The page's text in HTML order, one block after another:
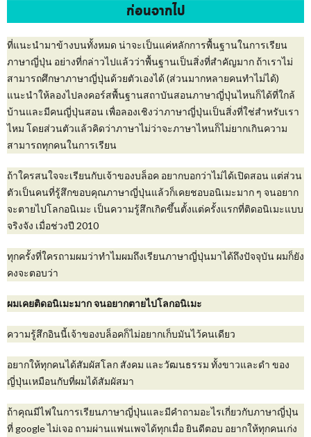
ก่อนจากไป
ที่แนะนำมาข้างบนทั้งหมด น่าจะเป็นแค่หลักการพื้นฐานในการเรียน
ภาษาญี่ปุ่น อย่างที่กล่าวไปแล้วว่าพื้นฐานเป็นสิ่งที่สำคัญมาก ถ้าเราไม่
สามารถศึกษาภาษาญี่ปุ่นด้วยตัวเองได้ (ส่วนมากหลายคนทำไม่ได้)
แนะนำให้ลองไปลงคอร์สพื้นฐานสถาบันสอนภาษาญี่ปุ่นไหนก็ได้ที่ใกล้
บ้านและมีคนญี่ปุ่นสอน เพื่อลองเชิงว่าภาษาญี่ปุ่นเป็นสิ่งที่ใช่สำหรับเรา
ไหม โดยส่วนตัวแล้วคิดว่าภาษาไม่ว่าจะภาษาไหนก็ไม่ยากเกินความ
สามารถทุกคนในการเรียน
ถ้าใครสนใจจะเรียนกับเจ้าของบล็อค อยากบอกว่าไม่ได้เปิดสอน แต่ส่วน
ตัวเป็นคนที่รู้สึกขอบคุณภาษาญี่ปุ่นแล้วก็เคยชอบอนิเมะมาก ๆ จนอยาก
จะตายไปโลกอนิเมะ เป็นความรู้สึกเกิดขึ้นตั้งแต่ครั้งแรกที่ติดอนิเมะแบบ
จริงจัง เมื่อช่วงปี 2010
ทุกครั้งที่ใครถามผมว่าทำไมผมถึงเรียนภาษาญี่ปุ่นมาได้ถึงปัจจุบัน ผมก็ยัง
คงจะตอบว่า
ผมเคยติดอนิเมะมาก จนอยากตายไปโลกอนิเมะ
ความรู้สึกอินนี้เจ้าของบล็อคก็ไม่อยากเก็บมันไว้คนเดียว
อยากให้ทุกคนได้สัมผัสโลก สังคม และวัฒนธรรม ทั้งขาวและดำ ของ
ญี่ปุ่นเหมือนกับที่ผมได้สัมผัสมา
ถ้าคุณมีไฟในการเรียนภาษาญี่ปุ่นและมีคำถามอะไรเกี่ยวกับภาษาญี่ปุ่น
ที่ google ไม่เจอ ถามผ่านแฟนเพจได้ทุกเมื่อ ยินดีตอบ อยากให้ทุกคนเก่ง